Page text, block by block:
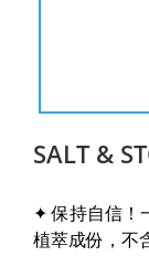
SALT &
✦ 保持自信！
植萃成份，不